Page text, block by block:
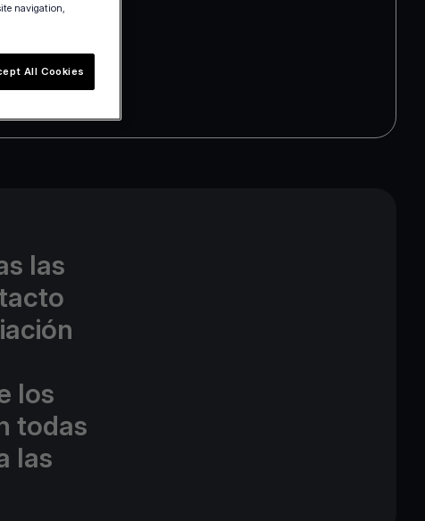
las
los
todas
las
navigation,
All Cookies